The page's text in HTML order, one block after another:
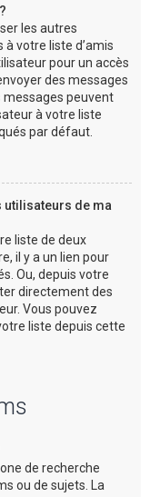
les autres
votre liste d’amis
pour un accès
des messages
messages peuvent
à votre liste
par défaut.
de ma
liste de deux
il y a un lien pour
Ou, depuis votre
directement des
Vous pouvez
liste depuis cette
de recherche
ou de sujets. La